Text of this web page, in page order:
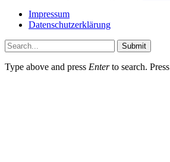
Impressum
Datenschutzerklärung
Submit
Type above and press Enterto search. Press